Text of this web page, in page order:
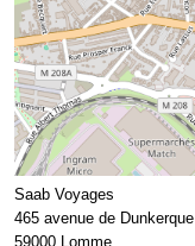
Saab Voyages
465 avenue de Dunkerque
59000 Lomme